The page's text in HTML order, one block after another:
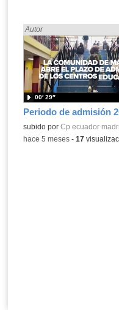
Periodo de admisión
Encontrado «EducaMadrid»
Autor
subido por Cp ecuador
00′ 29″
-hace 5 meses- 17